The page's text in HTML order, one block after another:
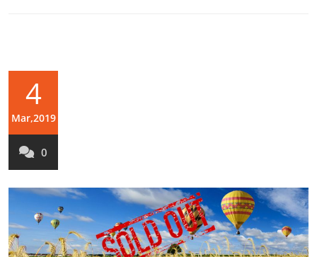
4
Mar,2019
0